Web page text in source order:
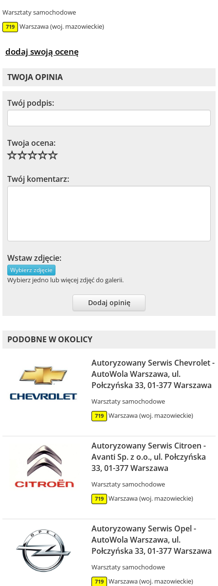
Warsztaty samochodowe
719 Warszawa (woj. mazowieckie)
dodaj swoją ocenę
TWOJA OPINIA
Twój podpis:
Twoja ocena:
Twój komentarz:
Wstaw zdjęcie:
Wybierz zdjęcie
Wybierz jedno lub więcej zdjęć do galerii.
Dodaj opinię
PODOBNE W OKOLICY
Autoryzowany Serwis Chevrolet -
AutoWola Warszawa, ul.
Połczyńska 33, 01-377 Warszawa
Warsztaty samochodowe
719 Warszawa (woj. mazowieckie)
Autoryzowany Serwis Citroen -
Avanti Sp. z o.o., ul. Połczyńska
33, 01-377 Warszawa
Warsztaty samochodowe
719 Warszawa (woj. mazowieckie)
Autoryzowany Serwis Opel -
AutoWola Warszawa, ul.
Połczyńska 33, 01-377 Warszawa
Warsztaty samochodowe
719 Warszawa (woj. mazowieckie)